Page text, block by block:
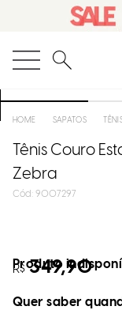
O que você está
SAPATOS
Tênis Couro
Zebra
: 9007297
R$ 349,90
Produto
Quer saber